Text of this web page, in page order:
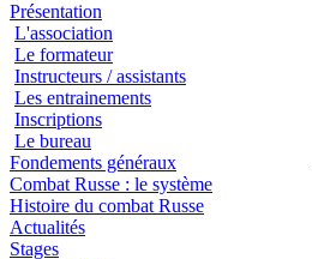
Présentation
L'association
Le formateur
Instructeurs / assistants
Les entrainements
Inscriptions
Le bureau
Fondements généraux
Combat Russe : le système
Histoire du combat Russe
Actualités
Stages